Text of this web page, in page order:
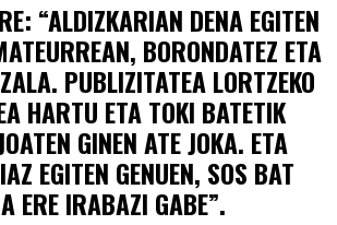
“ALDIZKARIAN DENA EGITEN
BORONDATEZ ETA
PUBLIZITATEA LORTZEKO
HARTU ETA TOKI BATETIK
GINEN ATE JOKA. ETA
EGITEN GENUEN, SOS BAT
ERE IRABAZI GABE”.